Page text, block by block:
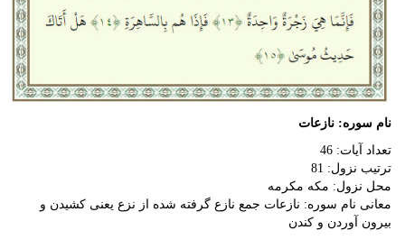
نام سوره: نازعات
تعداد آیات: 46
ترتیب نزول: 81
محل نزول: مکه مکرمه
معانی نام سوره: نازعات جمع نازع گرفته شده از نزع یعنی کشیدن و
بیرون آوردن و کندن